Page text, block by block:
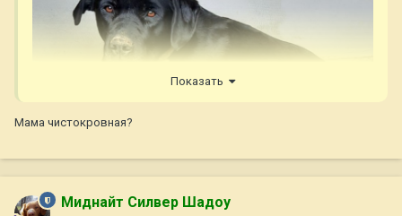
Показать
Мама чистокровная?
Миднайт Силвер Шадоу